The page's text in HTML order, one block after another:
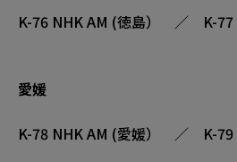
K-76 NHK AM (徳島） ／ K-77
愛媛
K-78 NHK AM (愛媛） ／ K-79